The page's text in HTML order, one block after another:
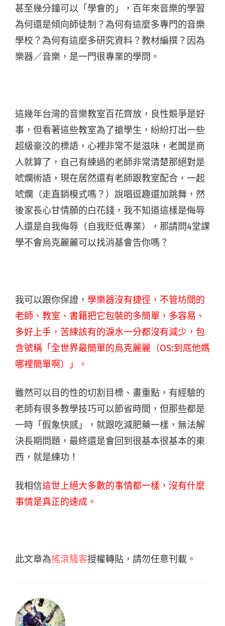
甚至幾分鐘可以「學會的」，百年來音樂的學習
為何還是傾向師徒制？為何有這麼多專門的音樂
學校？為何有這麼多研究資料？教材編撰？因為
樂器／音樂，是一門很專業的學問。
這幾年台灣的音樂教室百花齊放，良性競爭是好
事，但看著這些教室為了搶學生，紛紛打出一些
超級豪洨的標語，心裡非常不是滋味，老闆是商
人就算了，自己有練過的老師非常清楚那絕對是
唬爛術語，現在居然還有老師跟教室配合，一起
唬爛（走直銷模式嗎？）說唱逗趣還加跳舞，然
後家長心甘情願的白花錢，我不知道這樣是侮辱
人還是自我侮辱（自我貶低專業），那請問4堂課
學不會烏克麗麗可以找消基會告你嗎？
我可以跟你保證， 學樂器沒有捷徑，不管坊間的
老師、教室、書籍把它包裝的多簡單，多容易、
多好上手，苦練該有的淚水一分都沒有減少，包
含號稱「全世界最簡單的烏克麗麗（OS:到底他媽
哪裡簡單啊）」。
雖然可以目的性的切割目標、畫重點，有經驗的
老師有很多教學技巧可以節省時間，但那些都是
一時「假象快感」，就跟吃減肥藥一樣，無法解
決長期問題，最終還是會回到很基本很基本的東
西，就是練功！
我相信這世上絕大多數的事情都一樣，沒有什麼
事情是真正的速成。
此文章為搖滾騷客授權轉貼，請勿任意刊載。